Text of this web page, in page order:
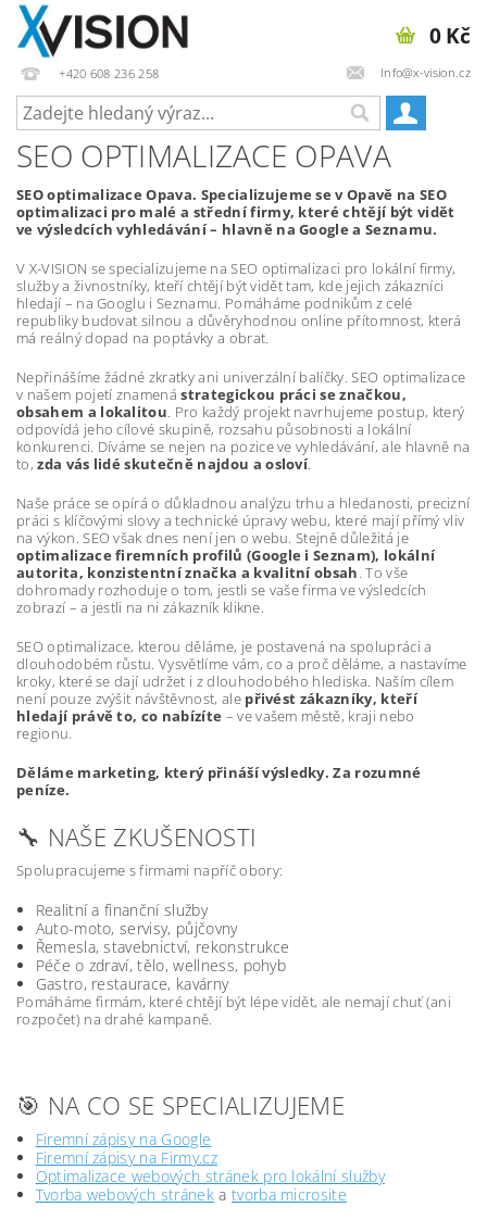
+420 608 236 258 Info@x-vision.cz
0 Kč
SEO OPTIMALIZACE OPAVA
SEO optimalizace Opava. Specializujeme se v Opavě na SEO
optimalizaci pro malé a střední firmy, které chtějí být vidět
ve výsledcích vyhledávání – hlavně na Google a Seznamu.
V X-VISION se specializujeme na SEO optimalizaci pro lokální firmy,
služby a živnostníky, kteří chtějí být vidět tam, kde jejich zákazníci
hledají – na Googlu i Seznamu. Pomáháme podnikům z celé
republiky budovat silnou a důvěryhodnou online přítomnost, která
má reálný dopad na poptávky a obrat.
Nepřinášíme žádné zkratky ani univerzální balíčky. SEO optimalizace
v našem pojetí znamenástrategickou práci se značkou,
obsahem a lokalitou. Pro každý projekt navrhujeme postup, který
odpovídá jeho cílové skupině, rozsahu působnosti a lokální
konkurenci. Díváme se nejen na pozice ve vyhledávání, ale hlavně na
to,zda vás lidé skutečně najdou a osloví.
Naše práce se opírá o důkladnou analýzu trhu a hledanosti, precizní
práci s klíčovými slovy a technické úpravy webu, které mají přímý vliv
na výkon. SEO však dnes není jen o webu. Stejně důležitá je
optimalizace firemních profilů (Google i Seznam), lokální
autorita, konzistentní značka a kvalitní obsah. To vše
dohromady rozhoduje o tom, jestli se vaše firma ve výsledcích
zobrazí – a jestli na ni zákazník klikne.
SEO optimalizace, kterou děláme, je postavená na spolupráci a
dlouhodobém růstu. Vysvětlíme vám, co a proč děláme, a nastavíme
kroky, které se dají udržet i z dlouhodobého hlediska. Naším cílem
není pouze zvýšit návštěvnost, ale přivést zákazníky, kteří
hledají právě to, co nabízíte – ve vašem městě, kraji nebo
regionu.
Děláme marketing, který přináší výsledky. Za rozumné
peníze.
🔧 NAŠE ZKUŠENOSTI
Spolupracujeme s firmami napříč obory:
Realitní a finanční služby
Auto-moto, servisy, půjčovny
Řemesla, stavebnictví, rekonstrukce
Péče o zdraví, tělo, wellness, pohyb
Gastro, restaurace, kavárny
Pomáháme firmám, které chtějí být lépe vidět, ale nemají chuť (ani
rozpočet) na drahé kampaně.
🎯 NA CO SE SPECIALIZUJEME
Firemní zápisy na Google
Firemní zápisy na Firmy.cz
Optimalizace webových stránek pro lokální služby
Tvorba webových stráneka tvorba microsite